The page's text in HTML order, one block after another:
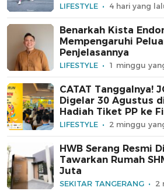
LIFESTYLE 4 hari yang
Benarkah Kista
Mempengaruhi
Penjelasannya
LIFESTYLE 1 minggu
CATAT Tanggalnya!
Digelar 30 Agustus
Hadiah Tiket PP ke
LIFESTYLE 2 minggu
HWB Serang Resmi
Tawarkan Rumah
Juta
SEKITAR TANGERANG 2